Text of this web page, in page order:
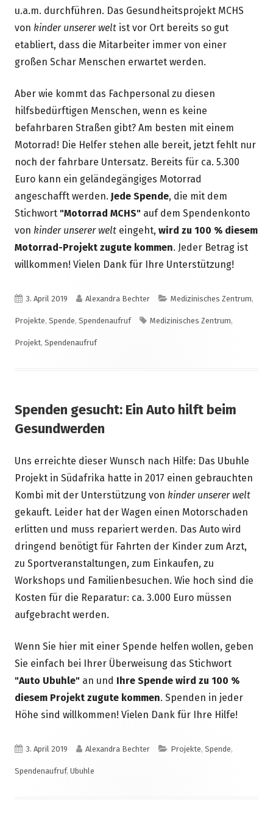
u.a.m. durchführen. Das Gesundheitsprojekt MCHS
von kinder unserer welt ist vor Ort bereits so gut
etabliert, dass die Mitarbeiter immer von einer
großen Schar Menschen erwartet werden.
Aber wie kommt das Fachpersonal zu diesen
hilfsbedürftigen Menschen, wenn es keine
befahrbaren Straßen gibt? Am besten mit einem
Motorrad! Die Helfer stehen alle bereit, jetzt fehlt nur
noch der fahrbare Untersatz. Bereits für ca. 5.300
Euro kann ein geländegängiges Motorrad
angeschafft werden. Jede Spende, die mit dem
Stichwort "Motorrad MCHS" auf dem Spendenkonto
von kinder unserer welt eingeht, wird zu 100 % diesem
Motorrad-Projekt zugute kommen. Jeder Betrag ist
willkommen! Vielen Dank für Ihre Unterstützung!
Veröffentlicht
am
3. April 2019 Autor
Alexandra Bechter Kategorien
Medizinisches Zentrum,
Projekte, Spende, Spendenaufruf Schlagwörter
Medizinisches Zentrum,
Projekt, Spendenaufruf
Spenden gesucht: Ein Auto hilft beim
Gesundwerden
Uns erreichte dieser Wunsch nach Hilfe: Das Ubuhle
Projekt in Südafrika hatte in 2017 einen gebrauchten
Kombi mit der Unterstützung von kinder unserer welt
gekauft. Leider hat der Wagen einen Motorschaden
erlitten und muss repariert werden. Das Auto wird
dringend benötigt für Fahrten der Kinder zum Arzt,
zu Sportveranstaltungen, zum Einkaufen, zu
Workshops und Familienbesuchen. Wie hoch sind die
Kosten für die Reparatur: ca. 3.000 Euro müssen
aufgebracht werden.
Wenn Sie hier mit einer Spende helfen wollen, geben
Sie einfach bei Ihrer Überweisung das Stichwort
"Auto Ubuhle" an und Ihre Spende wird zu 100 %
diesem Projekt zugute kommen. Spenden in jeder
Höhe sind willkommen! Vielen Dank für Ihre Hilfe!
Veröffentlicht
am
3. April 2019 Autor
Alexandra Bechter Kategorien
Projekte, Spende,
Spendenaufruf, Ubuhle